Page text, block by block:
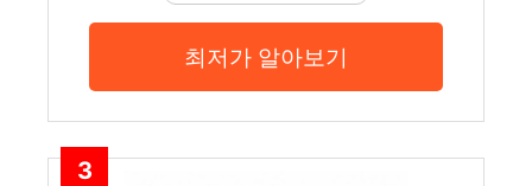
최저가 알아보기
3